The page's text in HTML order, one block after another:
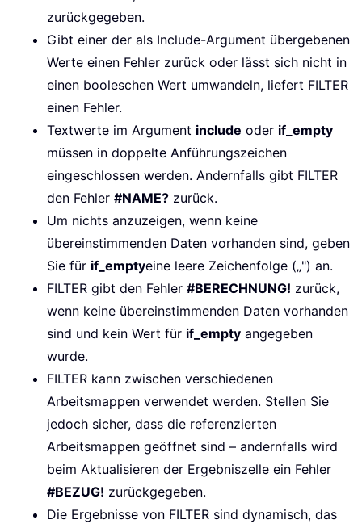
zurückgegeben.
Gibt einer der als Include-Argument übergebenen
Werte einen Fehler zurück oder lässt sich nicht in
einen booleschen Wert umwandeln, liefert FILTER
einen Fehler.
Textwerte im Argument include oder if_empty
müssen in doppelte Anführungszeichen
eingeschlossen werden. Andernfalls gibt FILTER
den Fehler #NAME? zurück.
Um nichts anzuzeigen, wenn keine
übereinstimmenden Daten vorhanden sind, geben
Sie für if_emptyeine leere Zeichenfolge („") an.
FILTER gibt den Fehler #BERECHNUNG! zurück,
wenn keine übereinstimmenden Daten vorhanden
sind und kein Wert für if_empty angegeben
wurde.
FILTER kann zwischen verschiedenen
Arbeitsmappen verwendet werden. Stellen Sie
jedoch sicher, dass die referenzierten
Arbeitsmappen geöffnet sind – andernfalls wird
beim Aktualisieren der Ergebniszelle ein Fehler
#BEZUG! zurückgegeben.
Die Ergebnisse von FILTER sind dynamisch, das